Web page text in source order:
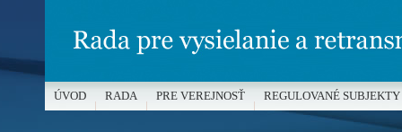
ÚVOD RADA PRE VEREJNOSŤ REGULOVANÉ SUBJEKTY